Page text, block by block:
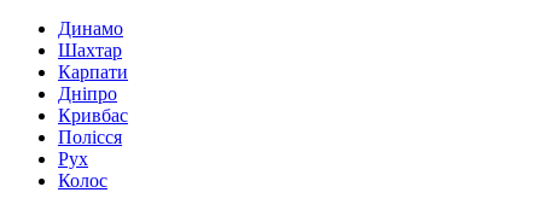
Динамо
Шахтар
Карпати
Дніпро
Кривбас
Полісся
Рух
Колос